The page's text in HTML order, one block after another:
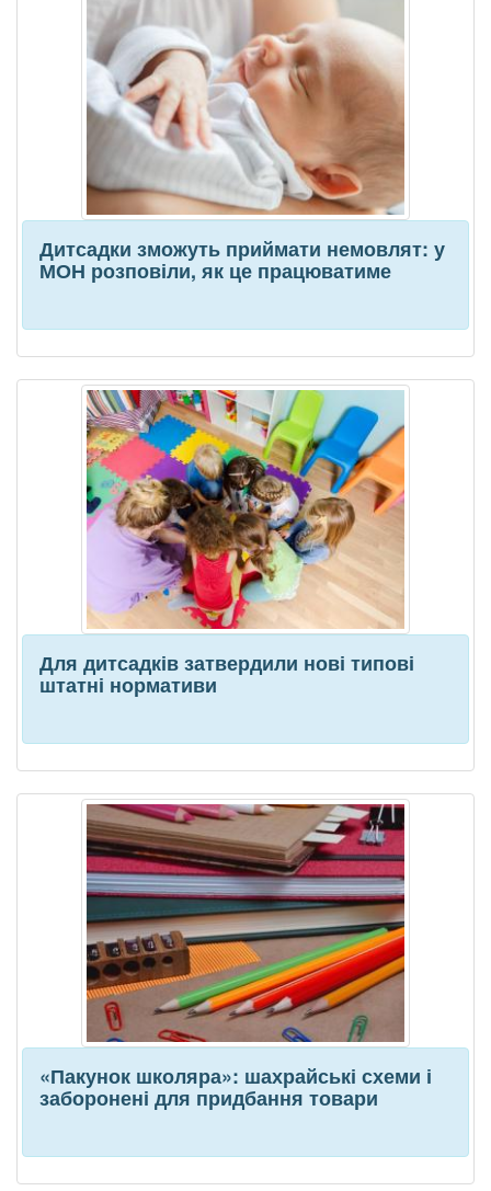
Дитсадки зможуть приймати немовлят: у
МОН розповіли, як це працюватиме
Для дитсадків затвердили нові типові
штатні нормативи
«Пакунок школяра»: шахрайські схеми і
заборонені для придбання товари